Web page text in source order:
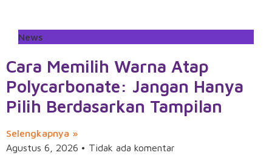
News
Cara Memilih Warna Atap
Polycarbonate: Jangan Hanya
Pilih Berdasarkan Tampilan
Selengkapnya »
Agustus 6, 2026
Tidak ada komentar